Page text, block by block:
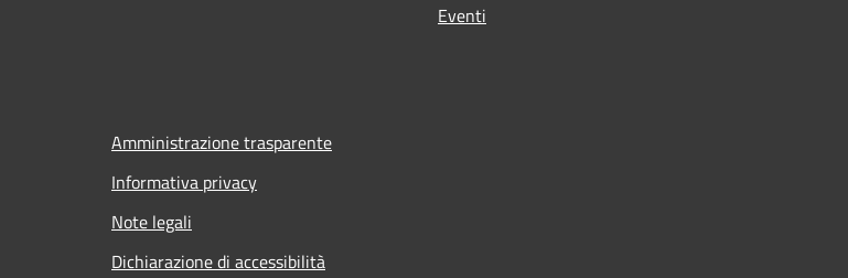
Eventi
Amministrazione trasparente
Informativa privacy
Note legali
Dichiarazione di accessibilità